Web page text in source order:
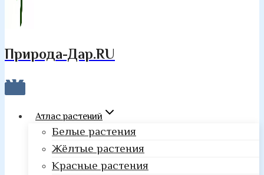
Природа-Дар.RU
Атлас растений
Белые растения
Жёлтые растения
Красные растения